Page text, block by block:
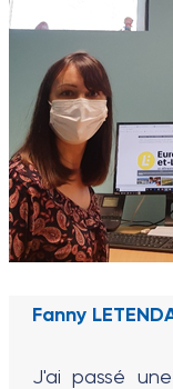
Fanny
J'ai passé